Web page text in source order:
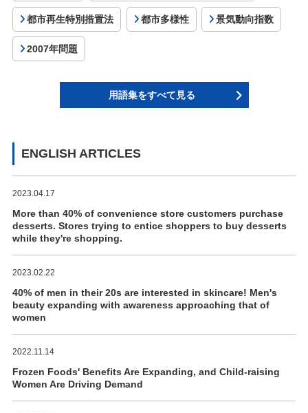
都市再生特別措置法 都市多様性 景気動向指数
2007年問題
用語集をすべて見る
ENGLISH ARTICLES
2023.04.17
More than 40% of convenience store customers purchase
desserts. Stores trying to entice shoppers to buy desserts
while they're shopping.
2023.02.22
40% of men in their 20s are interested in skincare! Men's
beauty expanding with awareness approaching that of
women
2022.11.14
Frozen Foods' Benefits Are Expanding, and Child-raising
Women Are Driving Demand